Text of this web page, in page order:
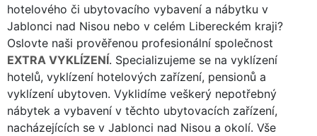
hotelového či ubytovacího vybavení a nábytku v
Jablonci nad Nisou nebo v celém Libereckém kraji?
Oslovte naši prověřenou profesionální společnost
EXTRA VYKLÍZENÍ. Specializujeme se na vyklízení
hotelů, vyklízení hotelových zařízení, pensionů a
vyklízení ubytoven. Vyklidíme veškerý nepotřebný
nábytek a vybavení v těchto ubytovacích zařízení,
nacházejících se v Jablonci nad Nisou a okolí. Vše